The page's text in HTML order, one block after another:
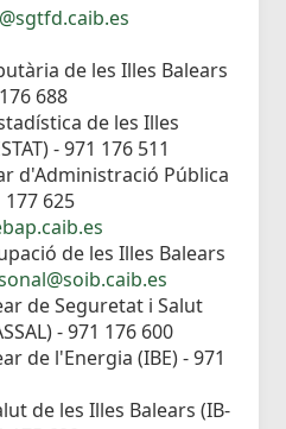
de les Illes Balears
688
de les Illes
- 971 176 511
d'Administració Pública
177 625
de les Illes Balears
de Seguretat i Salut
- 971 176 600
de l'Energia (IBE) - 971
de les Illes Balears (IB-